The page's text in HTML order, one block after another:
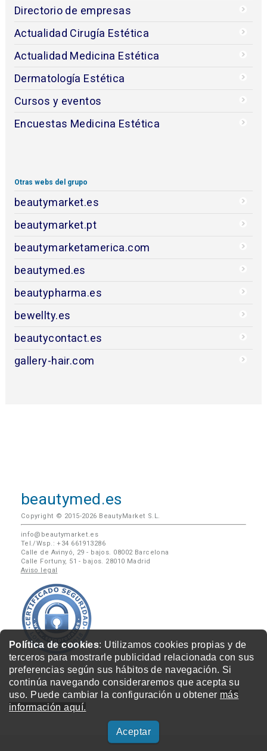
Política de cookies: Utilizamos cookies propias y de
terceros para mostrarle publicidad relacionada con sus
preferencias según sus hábitos de navegación. Si
continúa navegando consideraremos que acepta su
uso. Puede cambiar la configuración u obtener más
información aquí.
Aceptar
Directorio de empresas
Actualidad Cirugía Estética
Actualidad Medicina Estética
Dermatología Estética
Cursos y eventos
Encuestas Medicina Estética
Otras webs del grupo
beautymarket.es
beautymarket.pt
beautymarketamerica.com
beautymed.es
beautypharma.es
bewellty.es
beautycontact.es
gallery-hair.com
beautymed.es
Copyright © 2015-2026 BeautyMarket S.L.
info@beautymarket.es
Tel./Wsp.: +34 661913286
Calle de Avinyó, 29 - bajos. 08002 Barcelona
Calle Fortuny, 51 - bajos. 28010 Madrid
Aviso legal